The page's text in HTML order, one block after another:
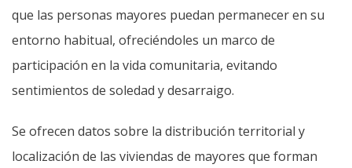
que las personas mayores puedan permanecer en su
entorno habitual, ofreciéndoles un marco de
participación en la vida comunitaria, evitando
sentimientos de soledad y desarraigo.
Se ofrecen datos sobre la distribución territorial y
localización de las viviendas de mayores que forman